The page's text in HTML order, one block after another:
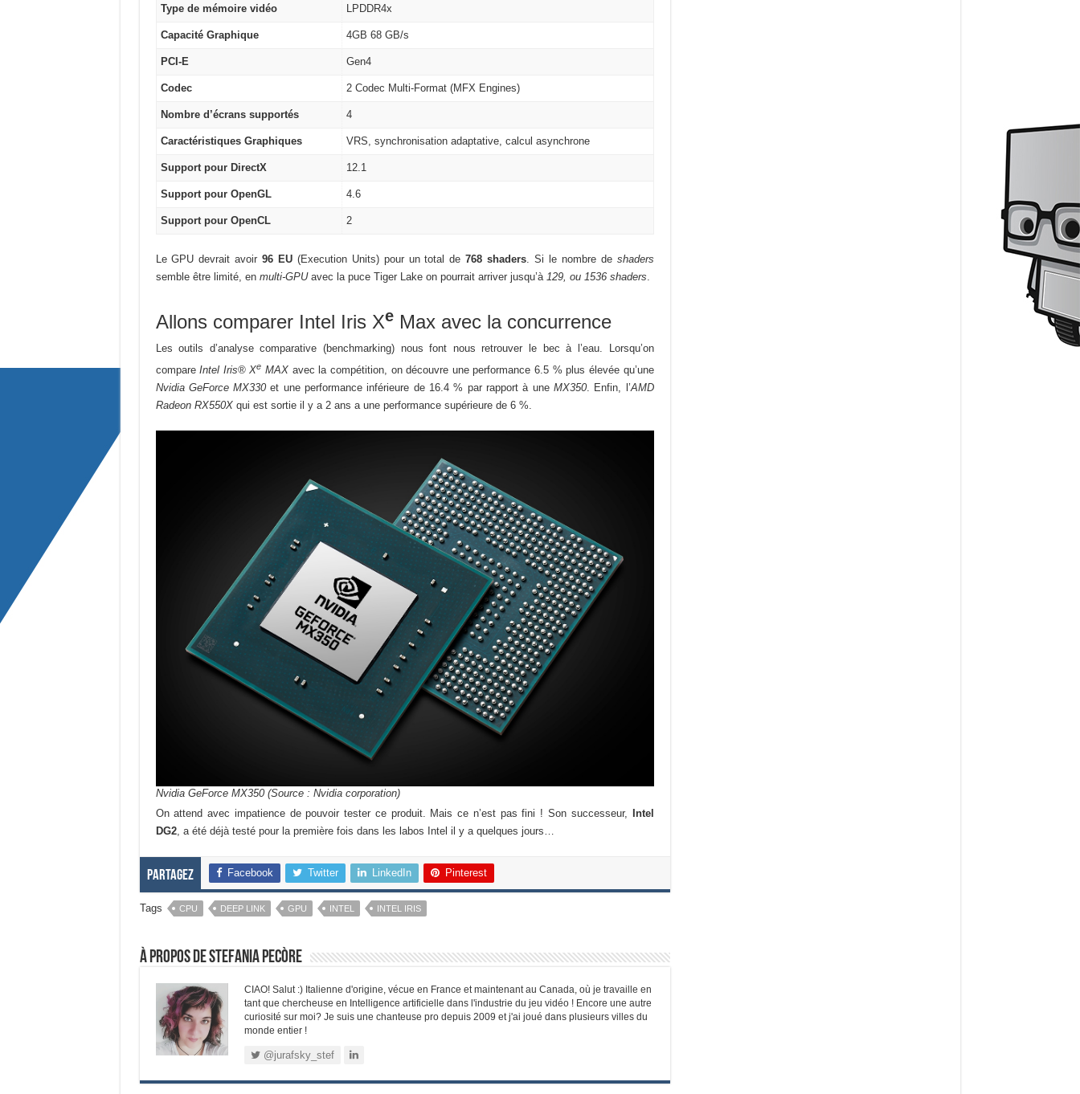
Type de mémoire vidéo LPDDR4x
Capacité Graphique 4GB 68 GB/s
PCI-E Gen4
Codec 2 Codec Multi-Format (MFX Engines)
Nombre d’écrans supportés 4
Caractéristiques Graphiques VRS, synchronisation adaptative, calcul asynchrone
Support pour DirectX 12.1
Support pour OpenGL 4.6
Support pour OpenCL 2
Le GPU devrait avoir96 EU(Execution Units) pour un total de768 shaders . Si le nombre de shaders
semble être limité, en multi-GPUavec la puce Tiger Lake on pourrait arriver jusqu’à 129, ou 1536 shaders
Allons comparer Intel Iris XeMax avec la concurrence
Les outils d’analyse comparative (benchmarking) nous font nous retrouver le bec à l’eau. Lorsqu’on
compareIntel Iris® Xe MAX avec la compétition, on découvre une performance 6.5 % plus élevée qu’une
Nvidia GeForce MX330 et une performance inférieure de 16.4 % par rapport à une MX350. Enfin, l’AMD
Radeon RX550Xqui est sortie il y a 2 ans a une performance supérieure de 6 %.
Nvidia GeForce MX350 (Source : Nvidia corporation)
On attend avec impatience de pouvoir tester ce produit. Mais ce n’est pas fini ! Son successeur,
Intel
DG2, a été déjà testé pour la première fois dans les labos Intel il y a quelques jours…
Partagez Facebook Twitter LinkedIn Pinterest
Tags CPU DEEP LINK GPU INTEL INTEL IRIS
À propos de Stefania Pecòre
CIAO! Salut :) Italienne d'origine, vécue en France et maintenant au Canada, où je travaille en
tant que chercheuse en Intelligence artificielle dans l'industrie du jeu vidéo ! Encore une autre
curiosité sur moi? Je suis une chanteuse pro depuis 2009 et j'ai joué dans plusieurs villes du
monde entier !
@jurafsky_stef